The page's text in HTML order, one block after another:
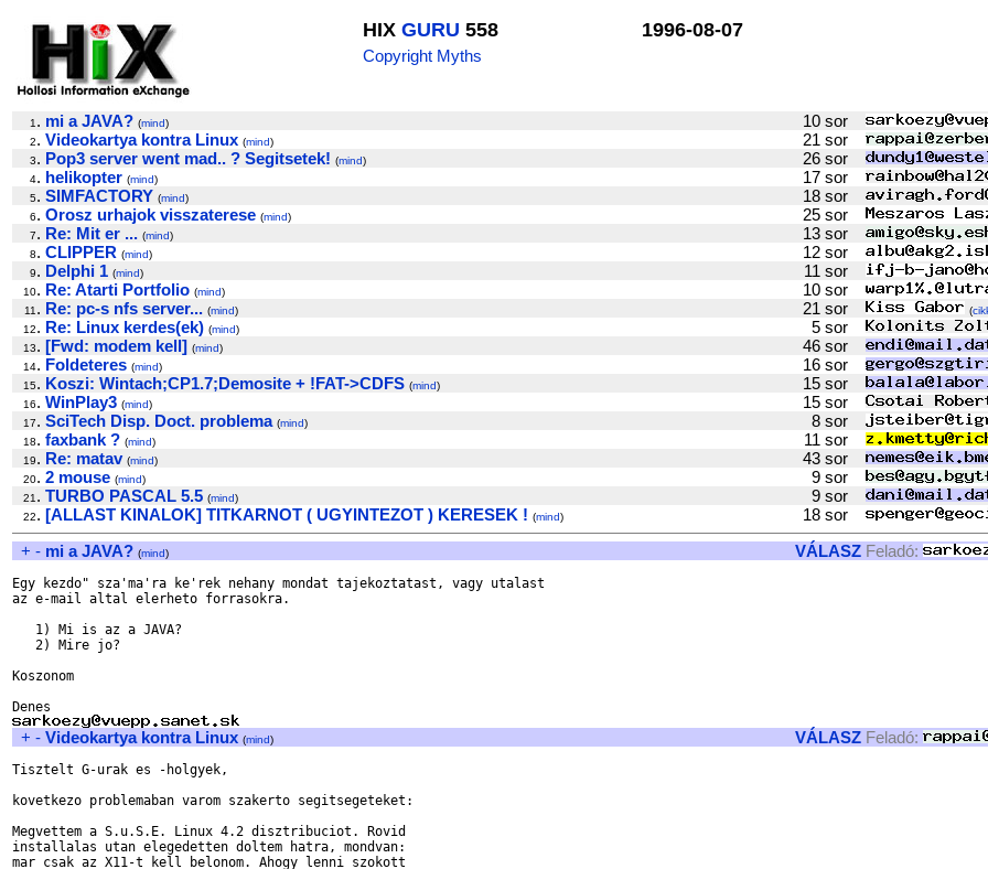
HIX GURU 558
Copyright Myths
1996-08-07
1 . mi a JAVA? (mind) 10 sor
2. Videokartya kontra Linux (mind) 21 sor
3. Pop3 server went mad.. ? Segitsetek! (mind) 26 sor
4. helikopter (mind) 17 sor
5. SIMFACTORY (mind) 18 sor
6. Orosz urhajok visszaterese (mind) 25 sor
7. Re: Mit er ... (mind) 13 sor
8. CLIPPER (mind) 12 sor
9. Delphi 1 (mind) 11 sor
10. Re: Atarti Portfolio (mind) 10 sor
11 . Re: pc-s nfs server... (mind) 21 sor (
12. Re: Linux kerdes(ek) (mind) 5 sor
13. [Fwd: modem kell] (mind) 46 sor
14. Foldeteres (mind) 16 sor
15. Koszi: Wintach;CP1.7;Demosite + !FAT->CDFS (mind) 15 sor
16. WinPlay3 (mind) 15 sor
17. SciTech Disp. Doct. problema (mind) 8 sor
18. faxbank ? (mind) 11 sor
19. Re: matav (mind) 43 sor
20. 2 mouse (mind) 9 sor
21 . TURBO PASCAL 5.5 (mind) 9 sor
22. [ALLAST KINALOK] TITKARNOT ( UGYINTEZOT ) KERESEK ! (mind) 18 sor
+ - mi a JAVA? (mind) VÁLASZ Feladó:
Egy kezdo" sza'ma'ra ke'rek nehany mondat tajekoztatast, vagy utalast
az e-mail altal elerheto forrasokra.
   1) Mi is az a JAVA?
   2) Mire jo?
Koszonom
+ - Videokartya kontra Linux (mind) VÁLASZ Feladó:
Tisztelt G-urak es -holgyek,
kovetkezo problemaban varom szakerto segitsegeteket:
Megvettem a S.u.S.E. Linux 4.2 disztribuciot. Rovid
installalas utan elegedetten doltem hatra, mondvan:
mar csak az X11-t kell belonom. Ahogy lenni szokott